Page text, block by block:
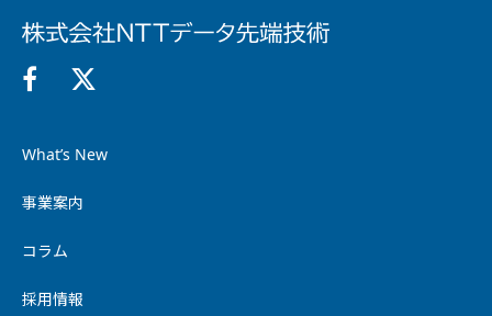
What’s New
事業案内
コラム
採用情報